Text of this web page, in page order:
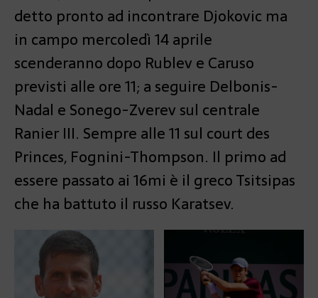
detto pronto ad incontrare Djokovic ma
in campo mercoledì 14 aprile
scenderanno dopo Rublev e Caruso
previsti alle ore 11; a seguire Delbonis-
Nadal e Sonego-Zverev sul centrale
Ranier III. Sempre alle 11 sul court des
Princes, Fognini-Thompson. Il primo ad
essere passato ai 16mi è il greco Tsitsipas
che ha battuto il russo Karatsev.